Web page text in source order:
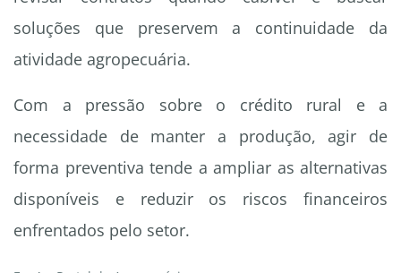
soluções que preservem a continuidade da
atividade agropecuária.
Com a pressão sobre o crédito rural e a
necessidade de manter a produção, agir de
forma preventiva tende a ampliar as alternativas
disponíveis e reduzir os riscos financeiros
enfrentados pelo setor.